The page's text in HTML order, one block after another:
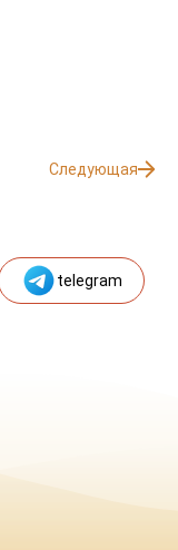
Следующая
telegram